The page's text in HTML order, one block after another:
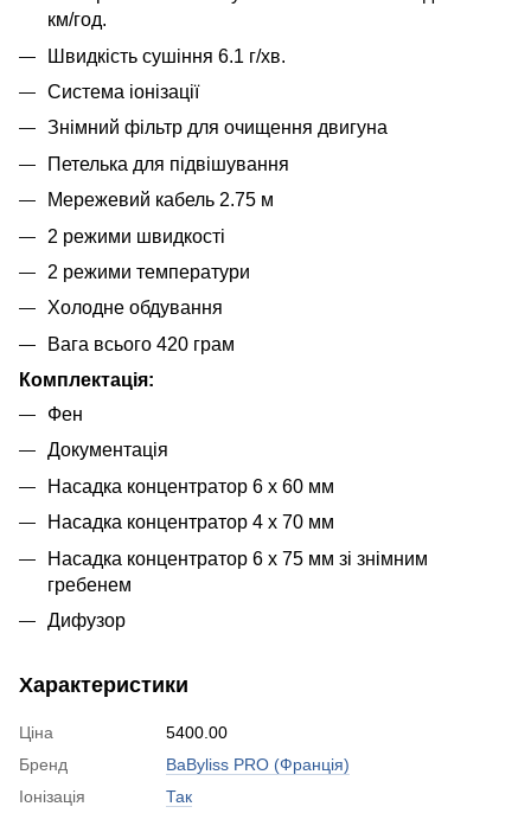
км/год.
Швидкість сушіння 6.1 г/хв.
Система іонізації
Знімний фільтр для очищення двигуна
Петелька для підвішування
Мережевий кабель 2.75 м
2 режими швидкості
2 режими температури
Холодне обдування
Вага всього 420 грам
Комплектація:
Фен
Документація
Насадка концентратор 6 x 60 мм
Насадка концентратор 4 x 70 мм
Насадка концентратор 6 x 75 мм зі знімним
гребенем
Дифузор
Характеристики
Ціна
5400.00
Бренд
BaByliss PRO (Франція)
Іонізація
Так